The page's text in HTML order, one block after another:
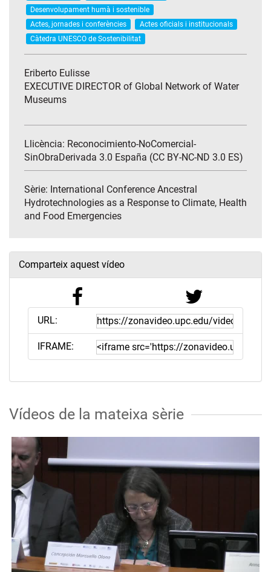
Desenvolupament humà i sostenible
Actes, jornades i conferències
Actes oficials i institucionals
Càtedra UNESCO de Sostenibilitat
Eriberto Eulisse
EXECUTIVE DIRECTOR of Global Network of Water
Museums
Llicència: Reconocimiento-NoComercial-
SinObraDerivada 3.0 España (CC BY-NC-ND 3.0 ES)
Sèrie: International Conference Ancestral
Hydrotechnologies as a Response to Climate, Health
and Food Emergencies
Comparteix aquest vídeo
URL:
IFRAME:
Vídeos de la mateixa sèrie